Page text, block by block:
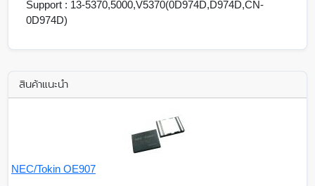
Support : 13-5370,5000,V5370(0D974D,D974D,CN-
0D974D)
สินค้าแนะนำ
NEC/Tokin OE907